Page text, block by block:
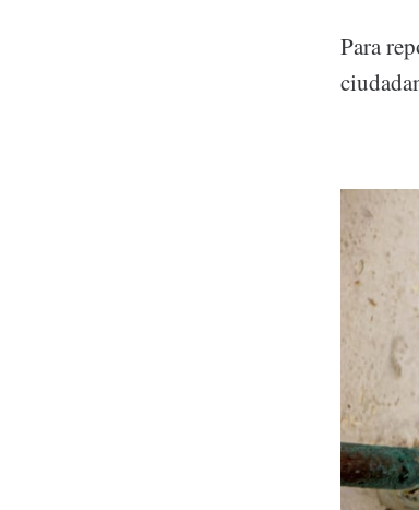
Para